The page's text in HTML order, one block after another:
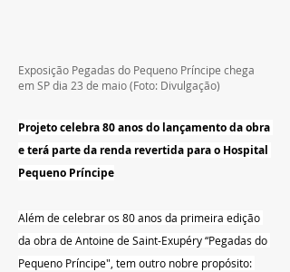
Exposição Pegadas do Pequeno Príncipe chega
em SP dia 23 de maio (Foto: Divulgação)
Projeto celebra 80 anos do lançamento da obra
e terá parte da renda revertida para o Hospital
Pequeno Príncipe
Além de celebrar os 80 anos da primeira edição
da obra de Antoine de Saint-Exupéry “Pegadas do
Pequeno Príncipe", tem outro nobre propósito: